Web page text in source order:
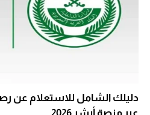
دليلك الشامل للاستعلام عن